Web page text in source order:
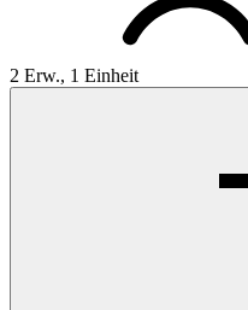
2 Erw., 1 Einheit